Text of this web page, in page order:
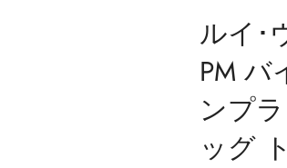
ルイ･
PM バ
ンプ
ッグ